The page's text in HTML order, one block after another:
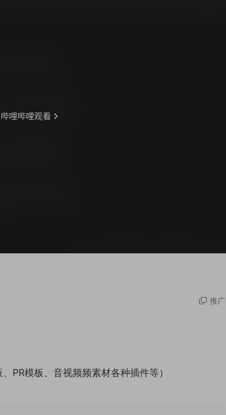
推广
PR模板、音视频频素材各种插件等）